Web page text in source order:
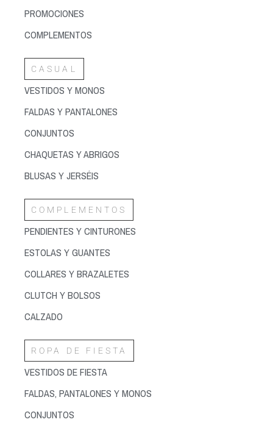
PROMOCIONES
COMPLEMENTOS
CASUAL
VESTIDOS Y MONOS
FALDAS Y PANTALONES
CONJUNTOS
CHAQUETAS Y ABRIGOS
BLUSAS Y JERSÉIS
COMPLEMENTOS
PENDIENTES Y CINTURONES
ESTOLAS Y GUANTES
COLLARES Y BRAZALETES
CLUTCH Y BOLSOS
CALZADO
ROPA DE FIESTA
VESTIDOS DE FIESTA
FALDAS, PANTALONES Y MONOS
CONJUNTOS